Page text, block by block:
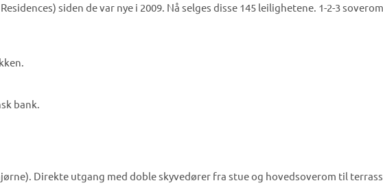
siden de var nye i 2009. Nå selges disse 145 leilighetene. 1-2-3
bank.
Direkte utgang med doble skyvedører fra stue og hovedsoverom til